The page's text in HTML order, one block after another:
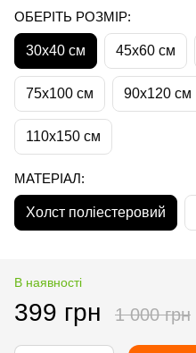
ОБЕРІТЬ РОЗМІР:
30х40 см 45х60 см
75х100 см 90х120 см
110х150 см
МАТЕРІАЛ:
Холст поліестеровий
В наявності
399 грн 1 000 грн